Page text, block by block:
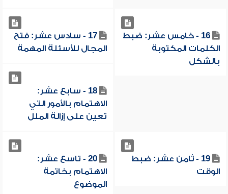
16 - خامس عشر: ضبط
الكلمات المكتوبة
بالشكل
17 - سادس عشر: فتح
المجال للأسئلة المهمة
18 - سابع عشر:
الاهتمام بالأمور التي
تعين على إزالة الملل
19 - ثامن عشر: ضبط
الوقت
20 - تاسع عشر:
الاهتمام بخاتمة
الموضوع